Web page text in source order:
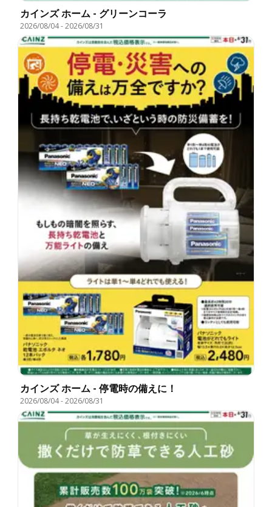
カインズ ホーム - グリーンコーラ
2026/08/04-2026/08/31
カインズ ホーム - 停電時の備えに！
2026/08/04-2026/08/31